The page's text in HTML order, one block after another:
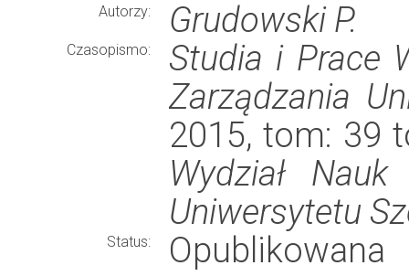
Autorzy: Grudowski P.
Czasopismo:
Studia i Prace
Zarządzania
2015, tom: 39
Wydział
Uniwersytetu
Status:
Opublikowana